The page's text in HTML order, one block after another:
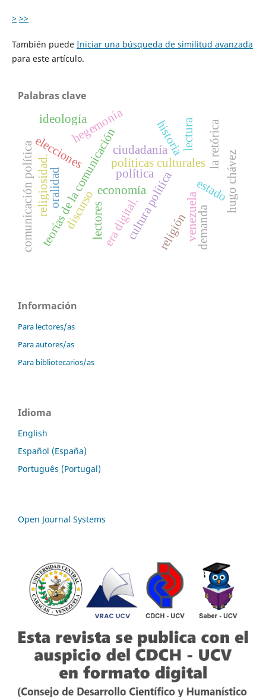
> >>
También puede Iniciar una búsqueda de similitud avanzada
para este artículo.
Palabras clave
cultura política venezuela
teorías de la comunicación
comunicación política políticas culturales
economía
política
historia
discurso estado
ciudadanía
era digital.
la retórica
elecciones hugo chávez
hegemonía
ideología
religión
religiosidad.
lectura
lectores
oralidad
demanda
Información
Para lectores/as
Para autores/as
Para bibliotecarios/as
Idioma
English
Español (España)
Português (Portugal)
Open Journal Systems